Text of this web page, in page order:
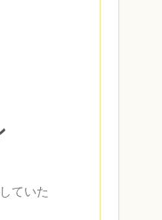
ていた